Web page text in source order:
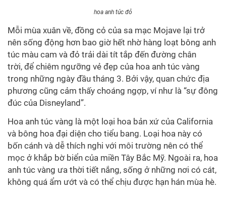
hoa anh túc đỏ
Mỗi mùa xuân về, đồng cỏ của sa mạc Mojave lại trở
nên sống động hơn bao giờ hết nhờ hàng loạt bông anh
túc màu cam và đỏ trải dài tít tắp đến đường chân
trời, để chiêm ngưỡng vẻ đẹp của hoa anh túc vàng
trong những ngày đầu tháng 3. Bởi vậy, quan chức địa
phương cũng cảm thấy choáng ngợp, ví như là “sự đông
đúc của Disneyland”.
Hoa anh túc vàng là một loại hoa bản xứ của California
và bông hoa đại diện cho tiểu bang. Loại hoa này có
bốn cánh và dễ thích nghi với môi trường nên có thể
mọc ở khắp bờ biển của miền Tây Bắc Mỹ. Ngoài ra, hoa
anh túc vàng ưa thời tiết nắng, sống ở những nơi có cát,
không quá ẩm ướt và có thể chịu được hạn hán mùa hè.